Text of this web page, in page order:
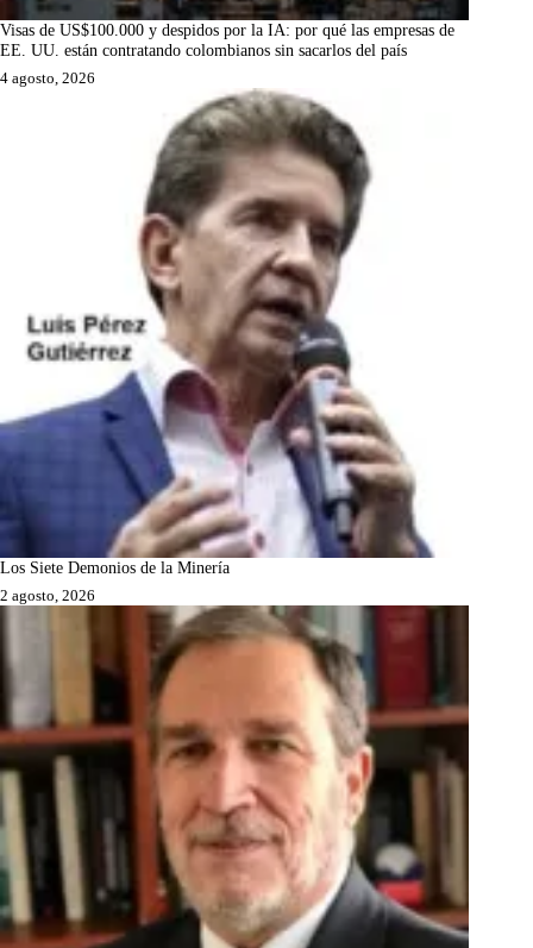
Visas de US$100.000 y despidos por la IA: por qué las empresas de
EE. UU. están contratando colombianos sin sacarlos del país
4 agosto, 2026
Los Siete Demonios de la Minería
2 agosto, 2026